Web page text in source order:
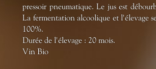
pressoir pneumatique. Le jus est
La fermentation alcoolique et l'élevage
100%.
Durée de l'élevage : 20 mois.
Vin Bio